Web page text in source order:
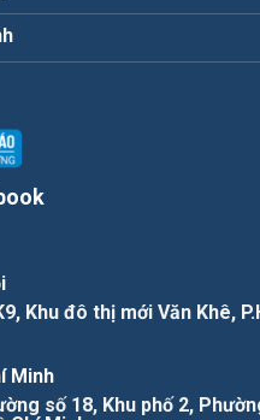
Khu đô thị mới Văn Khê,
Minh
số 18, Khu phố 2,